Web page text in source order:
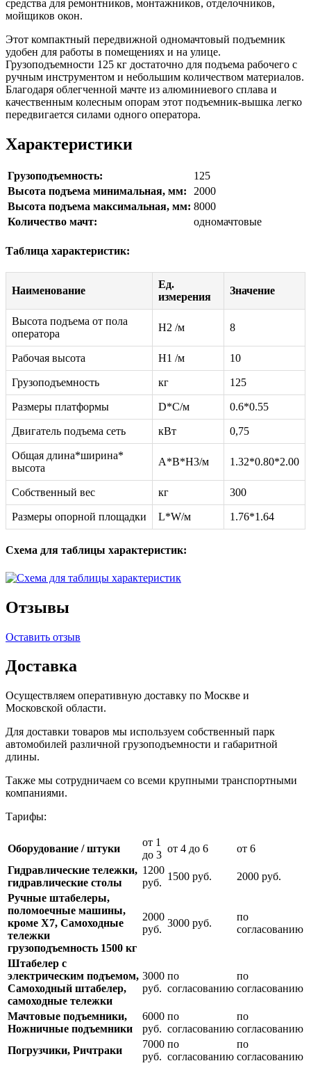
средства для ремонтников, монтажников, отделочников,
мойщиков окон.
Этот компактный передвижной одномачтовый подъемник
удобен для работы в помещениях и на улице.
Грузоподъемности 125 кг достаточно для подъема рабочего с
ручным инструментом и небольшим количеством материалов.
Благодаря облегченной мачте из алюминиевого сплава и
качественным колесным опорам этот подъемник-вышка легко
передвигается силами одного оператора.
Характеристики
Грузоподъемность:
125
Высота подъема минимальная, мм:
2000
Высота подъема максимальная, мм: 8000
Количество мачт:
одномачтовые
Таблица характеристик:
Наименование
Ед.
измерения
Значение
Высота подъема от пола
оператора
H2 /м 8
Рабочая высота H1 /м 10
Грузоподъемность кг 125
Размеры платформы D*C/м 0.6*0.55
Двигатель подъема сеть кВт 0,75
Общая длина*ширина*
высота
A*B*H3/м 1.32*0.80*2.00
Собственный вес кг 300
Размеры опорной площадки L*W/м 1.76*1.64
Схема для таблицы характеристик:
Отзывы
Оставить отзыв
Доставка
Осуществляем оперативную доставку по Москве и
Московской области.
Для доставки товаров мы используем собственный парк
автомобилей различной грузоподъемности и габаритной
длины.
Также мы сотрудничаем со всеми крупными транспортными
компаниями.
Тарифы:
Оборудование / штуки
от 1
до 3
от 4 до 6
от 6
Гидравлические тележки,
гидравлические столы
1200
руб.
1500 руб.
2000 руб.
Ручные штабелеры,
поломоечные машины,
кроме Х7, Самоходные
тележки
грузоподъемность 1500 кг
2000
руб.
3000 руб.
по
согласованию
Штабелер с
электрическим подъемом,
Самоходный штабелер,
самоходные тележки
3000
руб.
по
согласованию
по
согласованию
Мачтовые подъемники,
Ножничные подъемники
6000
руб.
по
согласованию
по
согласованию
Погрузчики, Ричтраки
7000
руб.
по
согласованию
по
согласованию